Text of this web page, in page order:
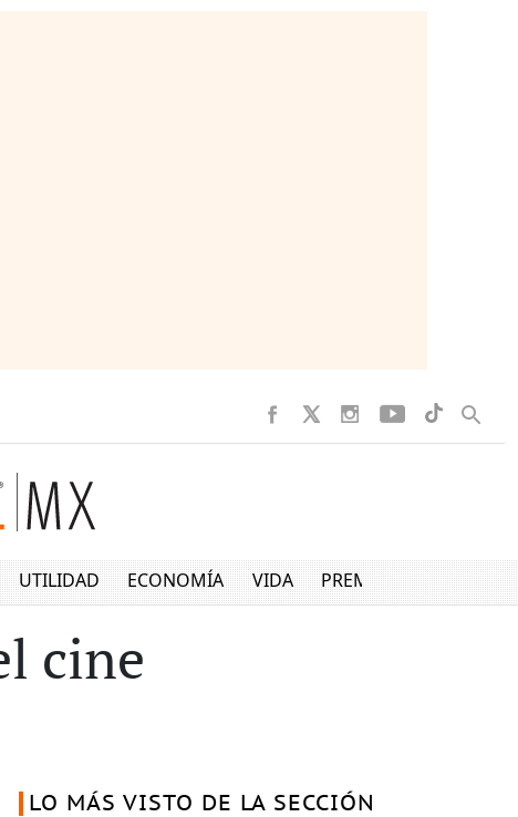
UTILIDAD ECONOMÍA VIDA PREMIUM
cine
LO MÁS VISTO DE LA SECCIÓN